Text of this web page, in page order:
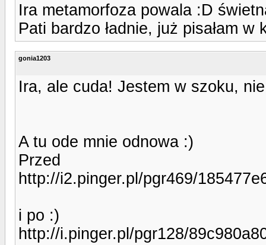
Ira metamorfoza powala :D
Pati bardzo ładnie, już pisałam w
gonia1203
Ira, ale cuda! Jestem w szoku,
A tu ode mnie odnowa :)
Przed
http://i2.pinger.pl/pgr469/
i po :)
http://i.pinger.pl/pgr128/